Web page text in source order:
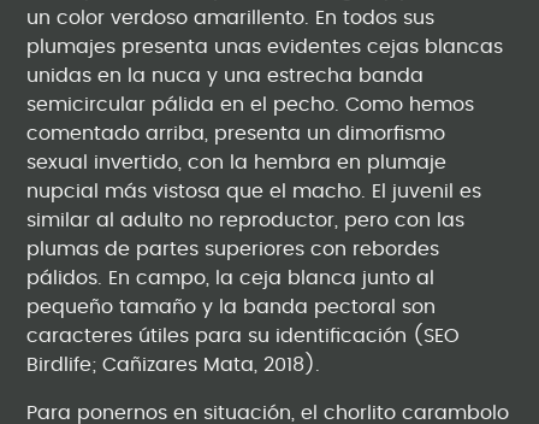
un color verdoso amarillento. En todos sus
plumajes presenta unas evidentes cejas blancas
unidas en la nuca y una estrecha banda
semicircular pálida en el pecho. Como hemos
comentado arriba, presenta un dimorfismo
sexual invertido, con la hembra en plumaje
nupcial más vistosa que el macho. El juvenil es
similar al adulto no reproductor, pero con las
plumas de partes superiores con rebordes
pálidos. En campo, la ceja blanca junto al
pequeño tamaño y la banda pectoral son
caracteres útiles para su identificación (SEO
Birdlife; Cañizares Mata, 2018).
Para ponernos en situación, el chorlito carambolo